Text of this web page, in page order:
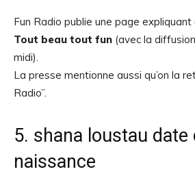
Fun Radio publie une page
Tout beau tout fun (avec la
midi).
La presse mentionne aussi qu’on la
Radio”.
5. shana loustau date
naissance